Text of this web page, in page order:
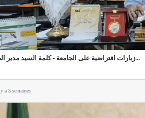
زيارات افتراضية على الجامعة - كلمة السيد مدير الجا...
a 3 semaines